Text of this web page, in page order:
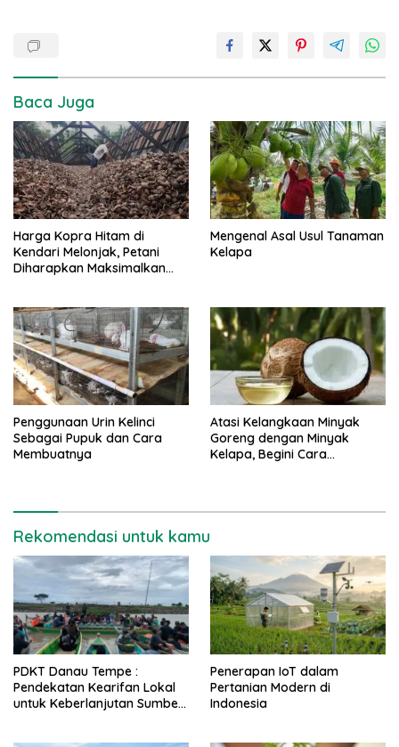
Baca Juga
Harga Kopra Hitam di
Kendari Melonjak, Petani
Diharapkan Maksimalkan
Mengenal Asal Usul Tanaman
Kelapa
Penggunaan Urin Kelinci
Sebagai Pupuk dan Cara
Membuatnya
Atasi Kelangkaan Minyak
Goreng dengan Minyak
Kelapa, Begini Cara
Rekomendasi untuk kamu
PDKT Danau Tempe :
Pendekatan Kearifan Lokal
untuk Keberlanjutan Sumber
Penerapan IoT dalam
Pertanian Modern di
Indonesia